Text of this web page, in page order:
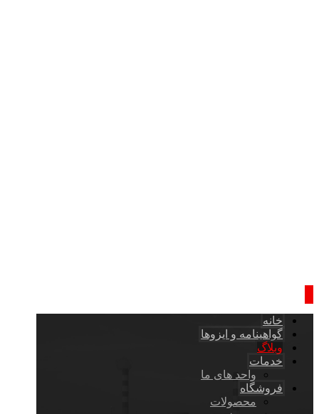
خانه
گواهینامه و ایزوها
وبلاگ
خدمات
واحد های ما
فروشگاه
محصولات